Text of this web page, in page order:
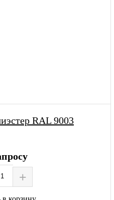
RAL 9003
+